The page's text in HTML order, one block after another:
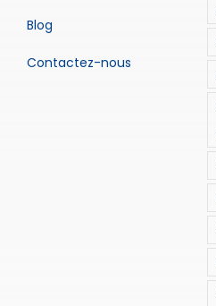
Blog
Contactez-nous